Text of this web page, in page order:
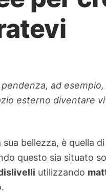
ad
esterno diventare
bellezza, è quella
questo sia situato
utilizzando